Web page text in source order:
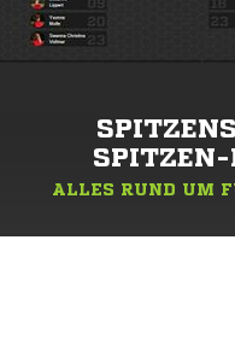
SPITZEN-
ALLES RUND UM